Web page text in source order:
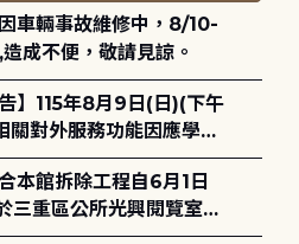
成不便，敬請見諒。
對外服務功能因應學術
。
三重區公所光興閱覽室，